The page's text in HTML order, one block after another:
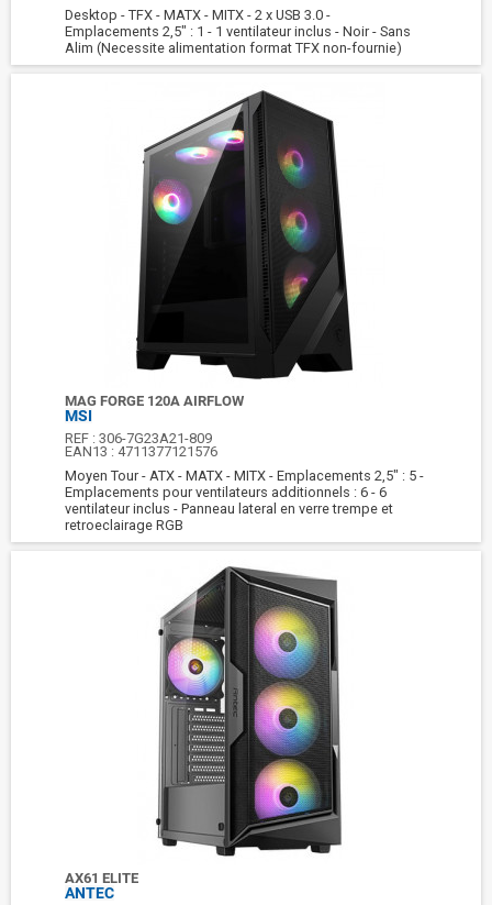
Desktop - TFX - MATX - MITX - 2 x USB 3.0 -
Emplacements 2,5" : 1 - 1 ventilateur inclus - Noir - Sans
Alim (Necessite alimentation format TFX non-fournie)
MAG FORGE 120A AIRFLOW
MSI
REF :306-7G23A21-809
EAN13 : 4711377121576
Moyen Tour - ATX - MATX - MITX - Emplacements 2,5" : 5 -
Emplacements pour ventilateurs additionnels : 6 - 6
ventilateur inclus - Panneau lateral en verre trempe et
retroeclairage RGB
AX61 ELITE
ANTEC